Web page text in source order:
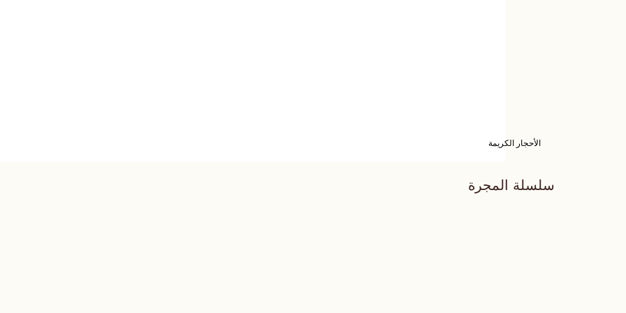
الأحجار الكريمة
سلسلة المجرة